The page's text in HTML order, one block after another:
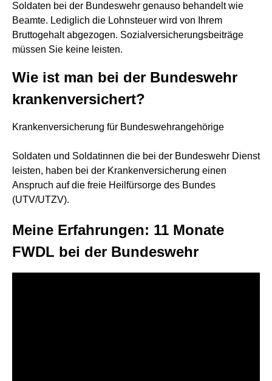
Soldaten bei der Bundeswehr genauso behandelt wie
Beamte. Lediglich die Lohnsteuer wird von Ihrem
Bruttogehalt abgezogen. Sozialversicherungsbeiträge
müssen Sie keine leisten.
Wie ist man bei der Bundeswehr
krankenversichert?
Krankenversicherung für Bundeswehrangehörige
Soldaten und Soldatinnen die bei der Bundeswehr Dienst
leisten, haben bei der Krankenversicherung einen
Anspruch auf die freie Heilfürsorge des Bundes
(UTV/UTZV).
Meine Erfahrungen: 11 Monate
FWDL bei der Bundeswehr